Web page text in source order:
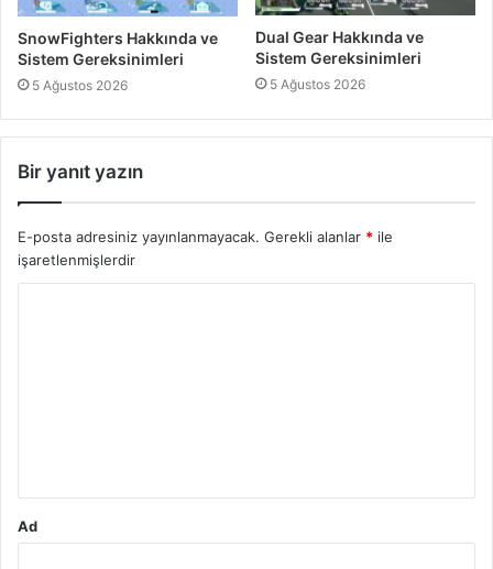
SnowFighters Hakkında ve
Sistem Gereksinimleri
5 Ağustos 2026
Dual Gear Hakkında ve
Sistem Gereksinimleri
5 Ağustos 2026
Bir yanıt yazın
E-posta adresiniz yayınlanmayacak. Gerekli alanlar * ile
işaretlenmişlerdir
Ad